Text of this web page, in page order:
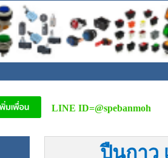
LINE ID=@spebanmoh
ปืนกาว